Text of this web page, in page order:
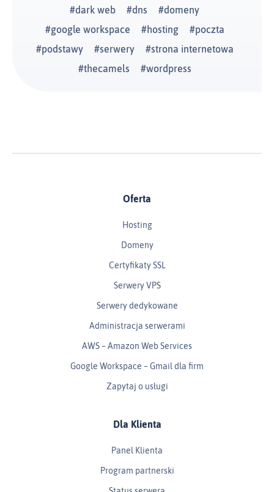
dark web
dns
domeny
google workspace
hosting
poczta
podstawy
serwery
strona internetowa
thecamels
wordpress
Oferta
Hosting
Domeny
Certyfikaty SSL
Serwery VPS
Serwery dedykowane
Administracja serwerami
AWS – Amazon Web Services
Google Workspace – Gmail dla firm
Zapytaj o usługi
Dla Klienta
Panel Klienta
Program partnerski